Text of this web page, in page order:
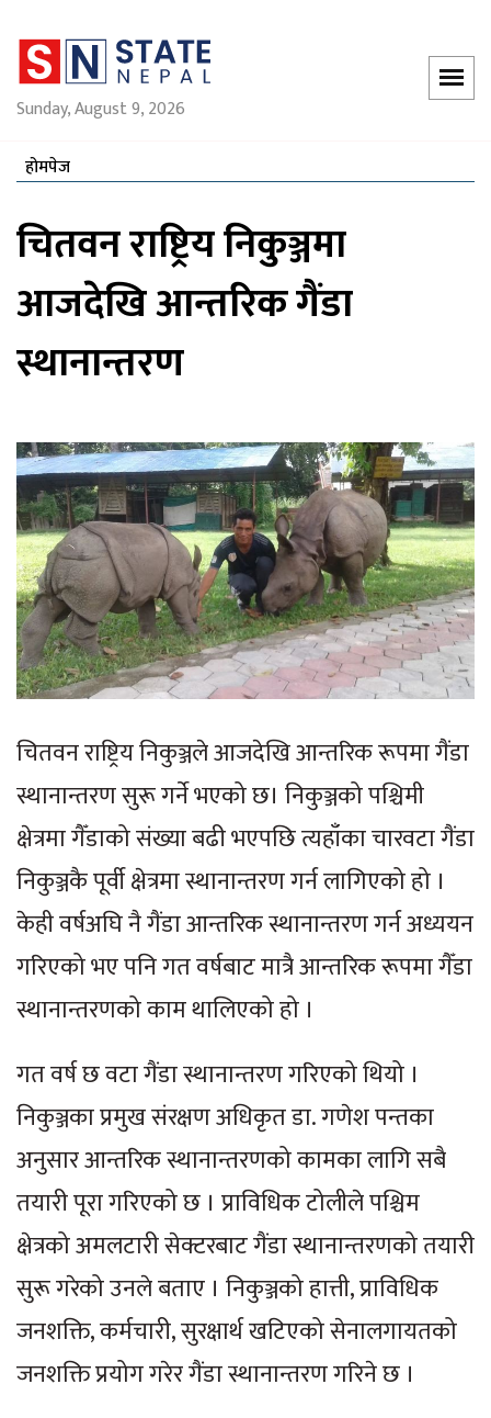
Sunday, August 9, 2026
होमपेज
चितवन राष्ट्रिय निकुञ्जमा
आजदेखि आन्तरिक गैंडा
स्थानान्तरण
चितवन राष्ट्रिय निकुञ्जले आजदेखि आन्तरिक रूपमा गैंडा
स्थानान्तरण सुरू गर्ने भएको छ। निकुञ्जको पश्चिमी
क्षेत्रमा गैँडाको संख्या बढी भएपछि त्यहाँका चारवटा गैंडा
निकुञ्जकै पूर्वी क्षेत्रमा स्थानान्तरण गर्न लागिएको हो ।
केही वर्षअघि नै गैंडा आन्तरिक स्थानान्तरण गर्न अध्ययन
गरिएको भए पनि गत वर्षबाट मात्रै आन्तरिक रूपमा गैँडा
स्थानान्तरणको काम थालिएको हो ।
गत वर्ष छ वटा गैंडा स्थानान्तरण गरिएको थियो ।
निकुञ्जका प्रमुख संरक्षण अधिकृत डा. गणेश पन्तका
अनुसार आन्तरिक स्थानान्तरणको कामका लागि सबै
तयारी पूरा गरिएको छ । प्राविधिक टोलीले पश्चिम
क्षेत्रको अमलटारी सेक्टरबाट गैंडा स्थानान्तरणको तयारी
सुरू गरेको उनले बताए । निकुञ्जको हात्ती, प्राविधिक
जनशक्ति, कर्मचारी, सुरक्षार्थ खटिएको सेनालगायतको
जनशक्ति प्रयोग गरेर गैंडा स्थानान्तरण गरिने छ ।